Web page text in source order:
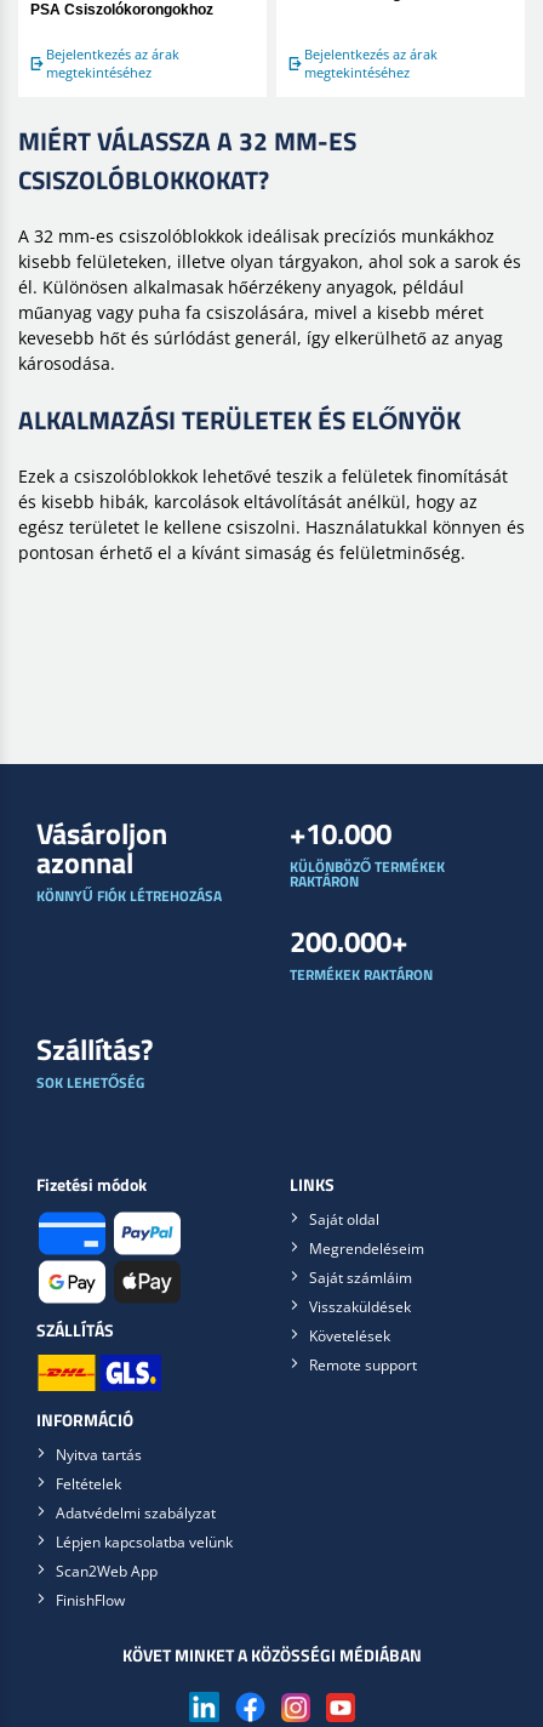
PSA Csiszolókorongokhoz
Bejelentkezés az árak
megtekintéséhez
Bejelentkezés az árak
megtekintéséhez
MIÉRT VÁLASSZA A 32 MM-ES
CSISZOLÓBLOKKOKAT?
A 32 mm-es csiszolóblokkok ideálisak precíziós munkákhoz
kisebb felületeken, illetve olyan tárgyakon, ahol sok a sarok és
él. Különösen alkalmasak hőérzékeny anyagok, például
műanyag vagy puha fa csiszolására, mivel a kisebb méret
kevesebb hőt és súrlódást generál, így elkerülhető az anyag
károsodása.
ALKALMAZÁSI TERÜLETEK ÉS ELŐNYÖK
Ezek a csiszolóblokkok lehetővé teszik a felületek finomítását
és kisebb hibák, karcolások eltávolítását anélkül, hogy az
egész területet le kellene csiszolni. Használatukkal könnyen és
pontosan érhető el a kívánt simaság és felületminőség.
Vásároljon
azonnal
KÖNNYŰ FIÓK LÉTREHOZÁSA
+10.000
KÜLÖNBÖZŐ TERMÉKEK
RAKTÁRON
200.000+
TERMÉKEK RAKTÁRON
Szállítás?
SOK LEHETŐSÉG
Fizetési módok
SZÁLLÍTÁS
LINKS
Saját oldal
Megrendeléseim
Saját számláim
Visszaküldések
Követelések
Remote support
INFORMÁCIÓ
Nyitva tartás
Feltételek
Adatvédelmi szabályzat
Lépjen kapcsolatba velünk
Scan2Web App
FinishFlow
KÖVET MINKET A KÖZÖSSÉGI MÉDIÁBAN